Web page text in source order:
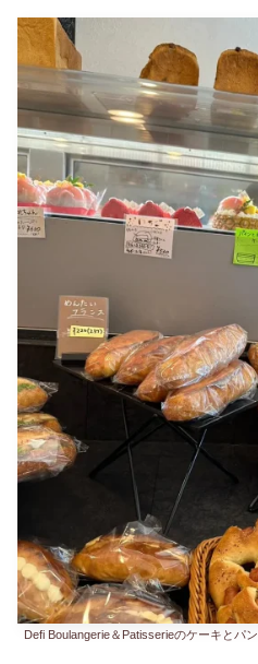
Defi Boulangerie＆Patisserieのケーキとパン